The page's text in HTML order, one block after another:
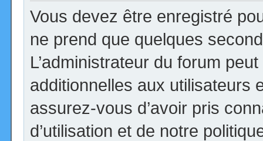
Vous devez être enregistré
ne prend que quelques
L’administrateur du forum
additionnelles aux utilisateurs
assurez-vous d’avoir pris
d’utilisation et de notre